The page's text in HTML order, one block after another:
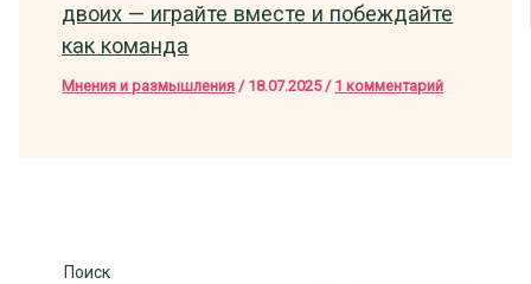
двоих — играйте вместе и побеждайте
как команда
Мнения и размышления / 18.07.2025/ 1 комментарий
Поиск